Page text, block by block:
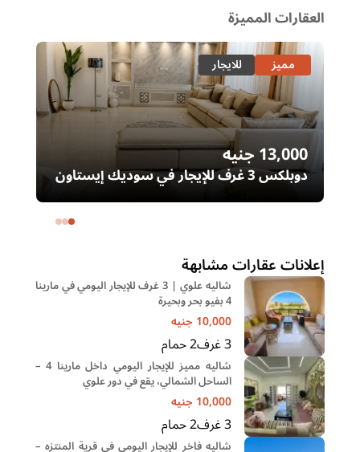
العقارات المميزة
مميز للايجار
13,000جنيه
دوبلكس 3 غرف للإيجار في سوديك إيستاون
– التجمع الخامس | غرفة ناني
إعلانات عقارات مشابهة
شاليه علوي | 3 غرف للإيجار اليومي في مارينا
4 بفيو بحر وبحيرة
10,000 جنيه
3غرف2حمام
شاليه مميز للإيجار اليومي داخل مارينا 4 –
الساحل الشمالي، يقع في دور علوي
10,000 جنيه
3غرف2حمام
شاليه فاخر للإيجار اليومي في قرية المنتزه –